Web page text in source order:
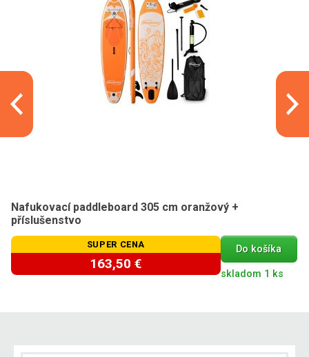
Nafukovací paddleboard 305 cm oranžový +
příslušenstvo
SUPER CENA
163,50 €
Do košíka
skladom 1 ks